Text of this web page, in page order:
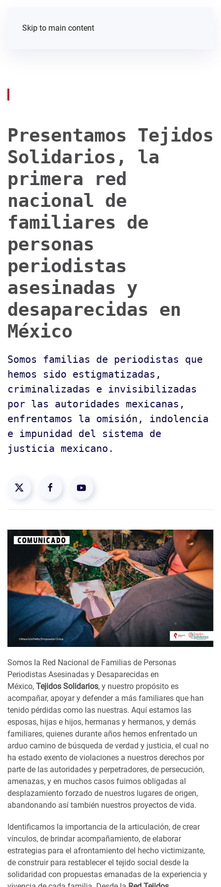
Skip to main content
Presentamos Tejidos
Solidarios, la
primera red
nacional de
familiares de
personas
periodistas
asesinadas y
desaparecidas en
México
Somos familias de periodistas que
hemos sido estigmatizadas,
criminalizadas e invisibilizadas
por las autoridades mexicanas,
enfrentamos la omisión, indolencia
e impunidad del sistema de
justicia mexicano.
Somos la Red Nacional de Familias de Personas
Periodistas Asesinadas y Desaparecidas en
México, Tejidos Solidarios, y nuestro propósito es
acompañar, apoyar y defender a más familiares que han
tenido pérdidas como las nuestras. Aquí estamos las
esposas, hijas e hijos, hermanas y hermanos, y demás
familiares, quienes durante años hemos enfrentado un
arduo camino de búsqueda de verdad y justicia, el cual no
ha estado exento de violaciones a nuestros derechos por
parte de las autoridades y perpetradores, de persecución,
amenazas, y en muchos casos fuimos obligadas al
desplazamiento forzado de nuestros lugares de origen,
abandonando así también nuestros proyectos de vida.
Identificamos la importancia de la articulación, de crear
vínculos, de brindar acompañamiento, de elaborar
estrategias para el afrontamiento del hecho victimizante,
de construir para restablecer el tejido social desde la
solidaridad con propuestas emanadas de la experiencia y